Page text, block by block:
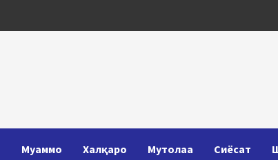
Муаммо Халқаро Мутолаа Сиёсат